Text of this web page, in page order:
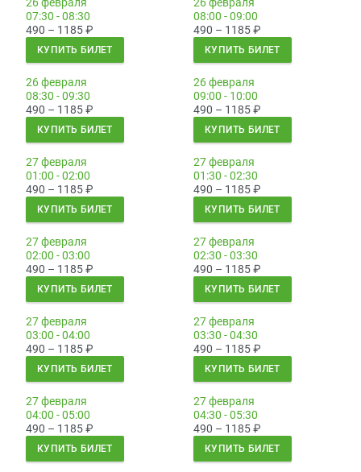
26 февраля
07:30 - 08:30
490 – 1185₽
КУПИТЬ БИЛЕТ
26 февраля
08:00 - 09:00
490 – 1185₽
КУПИТЬ БИЛЕТ
26 февраля
08:30 - 09:30
490 – 1185₽
КУПИТЬ БИЛЕТ
26 февраля
09:00 - 10:00
490 – 1185₽
КУПИТЬ БИЛЕТ
27 февраля
01:00 - 02:00
490 – 1185₽
КУПИТЬ БИЛЕТ
27 февраля
01:30 - 02:30
490 – 1185₽
КУПИТЬ БИЛЕТ
27 февраля
02:00 - 03:00
490 – 1185₽
КУПИТЬ БИЛЕТ
27 февраля
02:30 - 03:30
490 – 1185₽
КУПИТЬ БИЛЕТ
27 февраля
03:00 - 04:00
490 – 1185₽
КУПИТЬ БИЛЕТ
27 февраля
03:30 - 04:30
490 – 1185₽
КУПИТЬ БИЛЕТ
27 февраля
04:00 - 05:00
490 – 1185₽
КУПИТЬ БИЛЕТ
27 февраля
04:30 - 05:30
490 – 1185₽
КУПИТЬ БИЛЕТ